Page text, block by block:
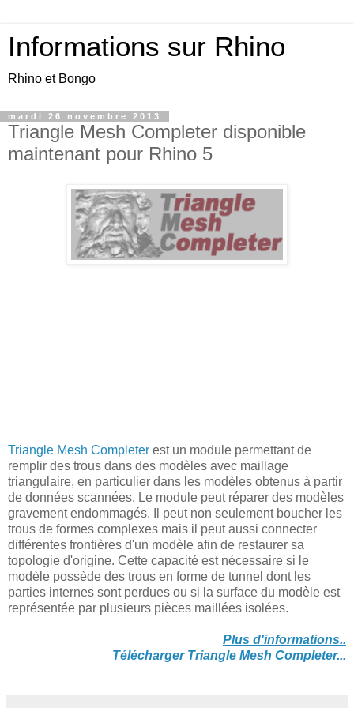
Informations sur Rhino
Rhino et Bongo
mardi 26 novembre 2013
Triangle Mesh Completer disponible
maintenant pour Rhino 5
Triangle Mesh Completer est un module permettant de
remplir des trous dans des modèles avec maillage
triangulaire, en particulier dans les modèles obtenus à partir
de données scannées. Le module peut réparer des modèles
gravement endommagés. Il peut non seulement boucher les
trous de formes complexes mais il peut aussi connecter
différentes frontières d'un modèle afin de restaurer sa
topologie d'origine. Cette capacité est nécessaire si le
modèle possède des trous en forme de tunnel dont les
parties internes sont perdues ou si la surface du modèle est
représentée par plusieurs pièces maillées isolées.
Plus d'informations..
Télécharger Triangle Mesh Completer...